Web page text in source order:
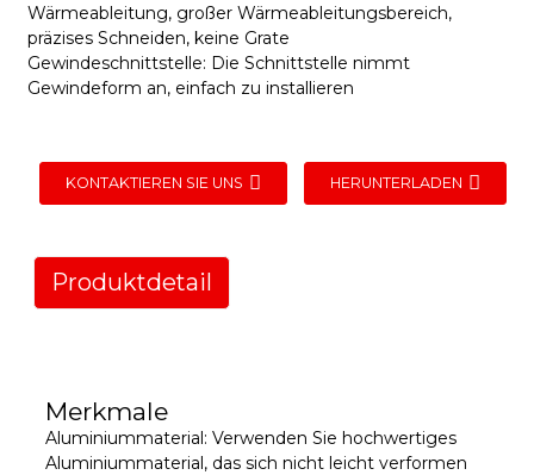
Wärmeableitung, großer Wärmeableitungsbereich,
präzises Schneiden, keine Grate
Gewindeschnittstelle: Die Schnittstelle nimmt
Gewindeform an, einfach zu installieren
KONTAKTIEREN SIE UNS HERUNTERLADEN
Produktdetail
Merkmale
Aluminiummaterial: Verwenden Sie hochwertiges
Aluminiummaterial, das sich nicht leicht verformen